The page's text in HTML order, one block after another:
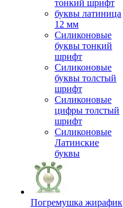
тонкий шрифт
буквы латиница
12 мм
Силиконовые
буквы тонкий
шрифт
Силиконовые
буквы толстый
шрифт
Силиконовые
цифры толстый
шрифт
Силиконовые
Латинские
буквы
Погремушка жирафик